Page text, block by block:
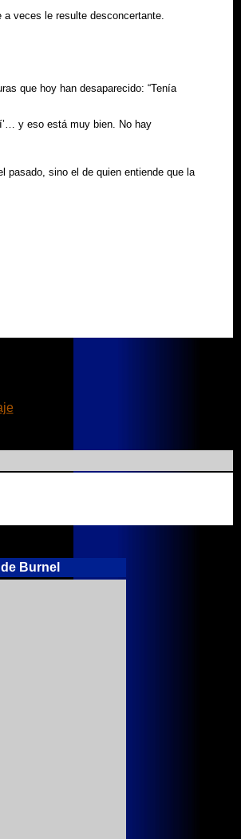
a veces le resulte desconcertante.
que hoy han desaparecido: “Tenía
y eso está muy bien. No hay
pasado, sino el de quien entiende que la
Burnel